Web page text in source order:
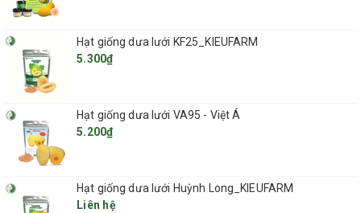
Hạt giống dưa lưới KF25_KIEUFARM
5.300₫
Hạt giống dưa lưới VA95 - Việt Á
5.200₫
Hạt giống dưa lưới Huỳnh Long_KIEUFARM
Liên hệ